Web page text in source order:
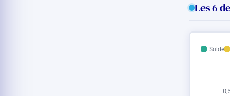
Les 6
Solde